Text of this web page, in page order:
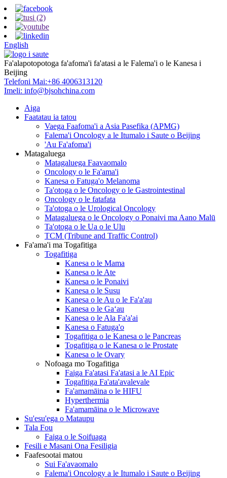
English
Fa'alapotopotoga fa'afoma'i fa'atasi a le Falema'i o le Kanesa i
Beijing
Telefoni Mai:+86 4006313120
Imeli: info@bjsohchina.com
Aiga
Faatatau ia tatou
Vaega Faafoma'i a Asia Pasefika (APMG)
Falema'i Oncology a le Itumalo i Saute o Beijing
'Au Fa'afoma'i
Matagaluega
Matagaluega Faavaomalo
Oncology o le Fa'ama'i
Kanesa o Fatuga'o Melanoma
Ta'otoga o le Oncology o le Gastrointestinal
Oncology o le fatafata
Ta'otoga o le Urological Oncology
Matagaluega o le Oncology o Ponaivi ma Aano Malū
Ta'otoga o le Ua o le Ulu
TCM (Tribune and Traffic Control)
Fa'ama'i ma Togafitiga
Togafitiga
Kanesa o le Mama
Kanesa o le Ate
Kanesa o le Ponaivi
Kanesa o le Susu
Kanesa o le Au o le Fa'a'au
Kanesa o le Gaʻau
Kanesa o le Ala Fa'a'ai
Kanesa o Fatuga'o
Togafitiga o le Kanesa o le Pancreas
Togafitiga o le Kanesa o le Prostate
Kanesa o le Ovary
Nofoaga mo Togafitiga
Faiga Fa'atasi Fa'atasi a le AI Epic
Togafitiga Fa'ata'avalevale
Fa'amamāina o le HIFU
Hyperthermia
Fa'amamāina o le Microwave
Su'esu'ega o Mataupu
Tala Fou
Faiga o le Soifuaga
Fesili e Masani Ona Fesiligia
Faafesootai matou
Sui Fa'avaomalo
Falema'i Oncology a le Itumalo i Saute o Beijing